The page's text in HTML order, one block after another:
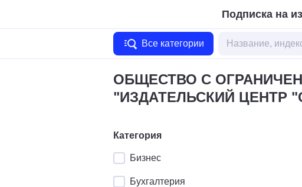
Подписка на
Все категории
ОБЩЕСТВО С
"ИЗДАТЕЛЬСКИЙ ЦЕНТР
Категория
Бизнес
Бухгалтерия